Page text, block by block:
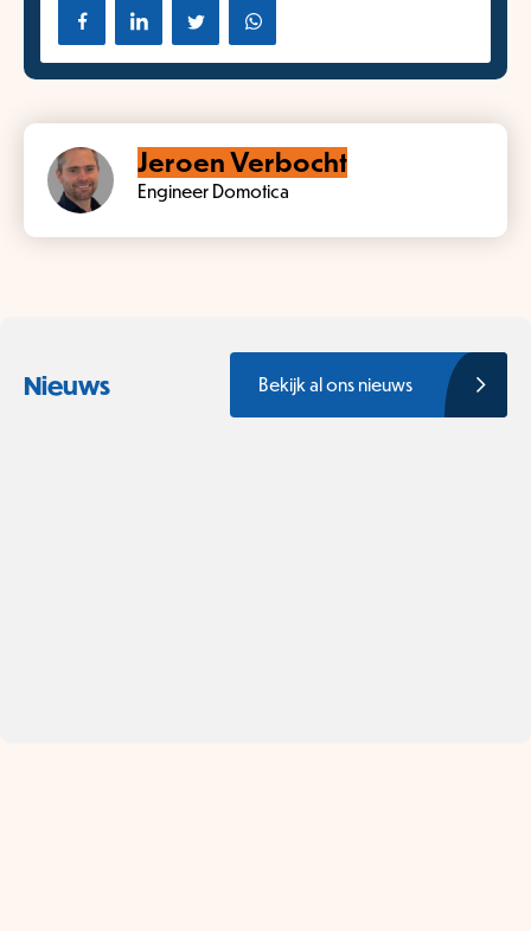
Jeroen Verbocht
Engineer Domotica
Nieuws Bekijk al ons nieuws